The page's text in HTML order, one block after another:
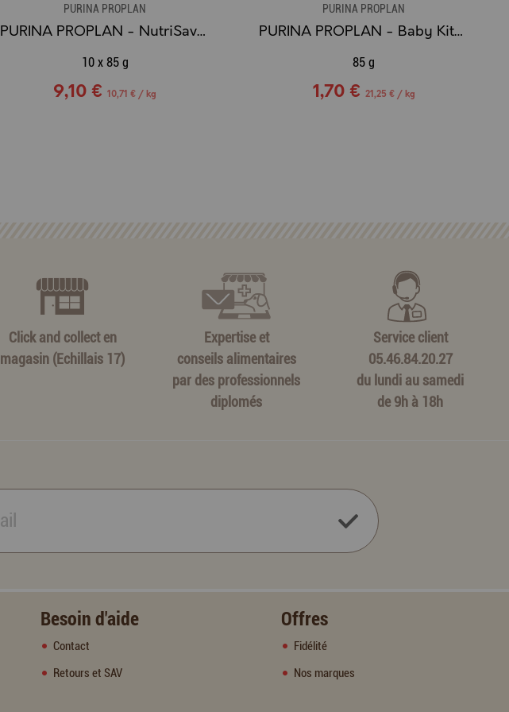
PURINA PROPLAN
PURINA PROPLAN - NutriSavour Sterilised Dinde - Pâtée en gelée 10x85g
10 x 85 g
9,10 € 10,71 € / kg
PURINA PROPLAN
PURINA PROPLAN - Baby Kitten Mousse Riche en Poulet
85 g
1,70 € 21,25 € / kg
Click and collect en
magasin (Echillais 17)
Expertise et
conseils alimentaires
par des professionnels
diplomés
Service client
05.46.84.20.27
du lundi au samedi
de 9h à 18h
Besoin d'aide
Contact
Retours et SAV
Offres
Fidélité
Nos marques